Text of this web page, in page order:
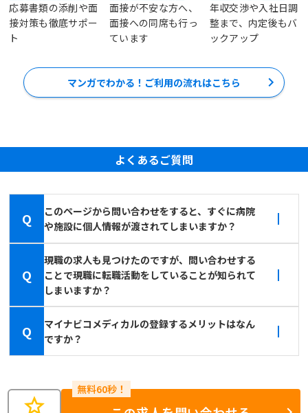
応募書類の添削や面
接対策も徹底サポー
ト
面接が不安な方へ、
面接への同席も行っ
ています
年収交渉や入社日調
整まで、内定後もバ
ックアップ
マンガでわかる！ご利用の流れはこちら
よくあるご質問
Q
このページから問い合わせをすると、すぐに病院
や施設に個人情報が渡されてしまいますか？
Q
現職の求人も見つけたのですが、問い合わせする
ことで現職に転職活動をしていることが知られて
しまいますか？
Q
マイナビコメディカルの登録するメリットはなん
ですか？
star